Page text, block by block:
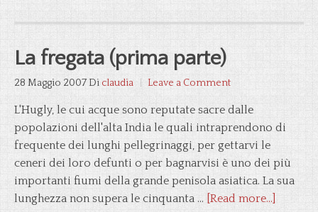
La fregata (prima parte)
28 Maggio 2007Di claudia Leave a Comment
L'Hugly, le cui acque sono reputate sacre dalle
popolazioni dell'alta India le quali intraprendono di
frequente dei lunghi pellegrinaggi, per gettarvi le
ceneri dei loro defunti o per bagnarvisi è uno dei più
importanti fiumi della grande penisola asiatica. La sua
lunghezza non supera le cinquanta … [Read more...]